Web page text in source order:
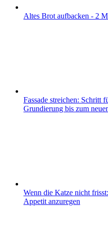
Altes Brot aufbacken - 2
Fassade streichen: Schritt
Grundierung bis zum
Wenn die Katze nicht
Appetit anzuregen